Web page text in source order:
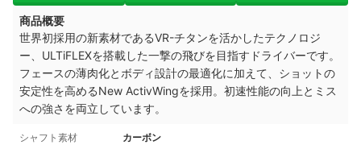
商品概要
世界初採用の新素材であるVR-チタンを活かしたテクノロジ
ー、ULTiFLEXを搭載した一撃の飛びを目指すドライバーです。
フェースの薄肉化とボディ設計の最適化に加えて、ショットの
安定性を高めるNew ActivWingを採用。初速性能の向上とミス
への強さを両立しています。
シャフト素材 カーボン